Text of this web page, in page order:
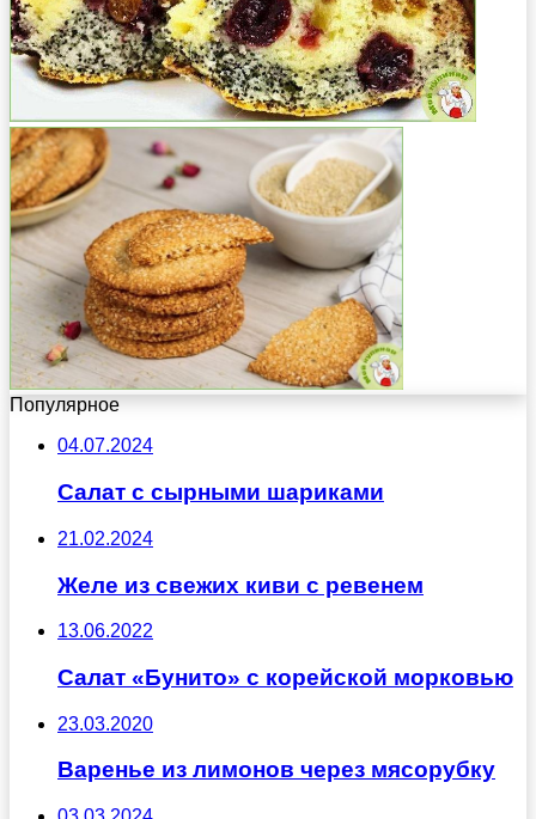
Популярное
04.07.2024
Салат с сырными шариками
21.02.2024
Желе из свежих киви с ревенем
13.06.2022
Салат «Бунито» с корейской морковью
23.03.2020
Варенье из лимонов через мясорубку